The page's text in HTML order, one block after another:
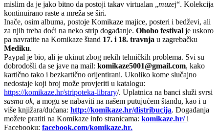
mislim da je jako bitno da postoji takav virtualan „muzej“. Kolekcija
kontinuirano raste a mreža se širi.
Inače, osim albuma, postoje Komikaze majice, posteri i bedževi, ali
za njih treba doći na neko strip događanje. Ohoho festival je uskoro
pa navratite na Komikaze štand 17. i 18. travnja u zagrebačku
Mediku.
Paypal je bio, ali je ukinut zbog nekih tehničkih problema. Svi su
dobrodošli da se jave na mail: komikaze5001@gmail.com, kako
kartično tako i bezkartično orijentirani. Ukoliko kome slučajno
nedostaje koji broj može provjeriti u katalogu:
https://komikaze.hr/stripoteka-library/. Uplatnica na banci služi svrsi
sasma ok, a mogu se nabaviti na našem putujućem štandu, kao i u
više knjižara/dućana: http://komikaze.hr/distribucija. Događanja
možete pratiti na Komikaze info stranicama: komikaze.hr/ i
Facebooku: facebook.com/komikaze.hr.